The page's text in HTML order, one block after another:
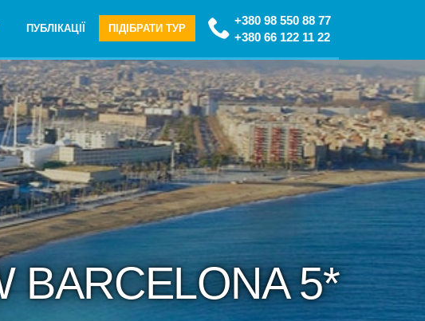
+380 98 550 88 77
+380 66 122 11 22
ПУБЛІКАЦІЇ ПІДІБРАТИ ТУР
BARCELONA 5*